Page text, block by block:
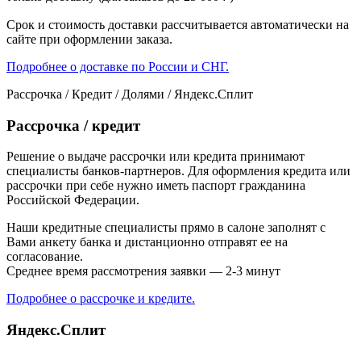
Срок и стоимость доставки рассчитывается автоматически на
сайте при оформлении заказа.
Подробнее о доставке по России и СНГ.
Рассрочка / Кредит / Долями / Яндекс.Сплит
Рассрочка / кредит
Решение о выдаче рассрочки или кредита принимают
специалисты банков-партнеров. Для оформления кредита или
рассрочки при себе нужно иметь паспорт гражданина
Российской Федерации.
Наши кредитные специалисты прямо в салоне заполнят с
Вами анкету банка и дистанционно отправят ее на
согласование.
Среднее время рассмотрения заявки — 2-3 минут
Подробнее о рассрочке и кредите.
Яндекс.Сплит